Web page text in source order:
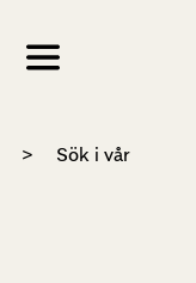
>
Sök i vår